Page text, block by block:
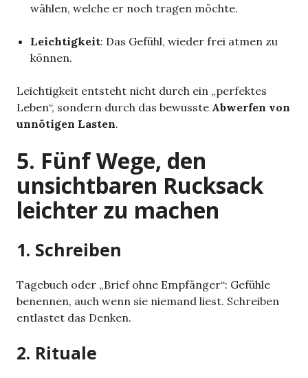
wählen, welche er noch tragen möchte.
Leichtigkeit: Das Gefühl, wieder frei atmen zu
können.
Leichtigkeit entsteht nicht durch ein „perfektes
Leben“, sondern durch das bewusste Abwerfen von
unnötigen Lasten.
5. Fünf Wege, den
unsichtbaren Rucksack
leichter zu machen
1. Schreiben
Tagebuch oder „Brief ohne Empfänger“: Gefühle
benennen, auch wenn sie niemand liest. Schreiben
entlastet das Denken.
2. Rituale